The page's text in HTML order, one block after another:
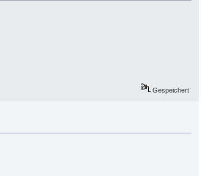
Gespeichert